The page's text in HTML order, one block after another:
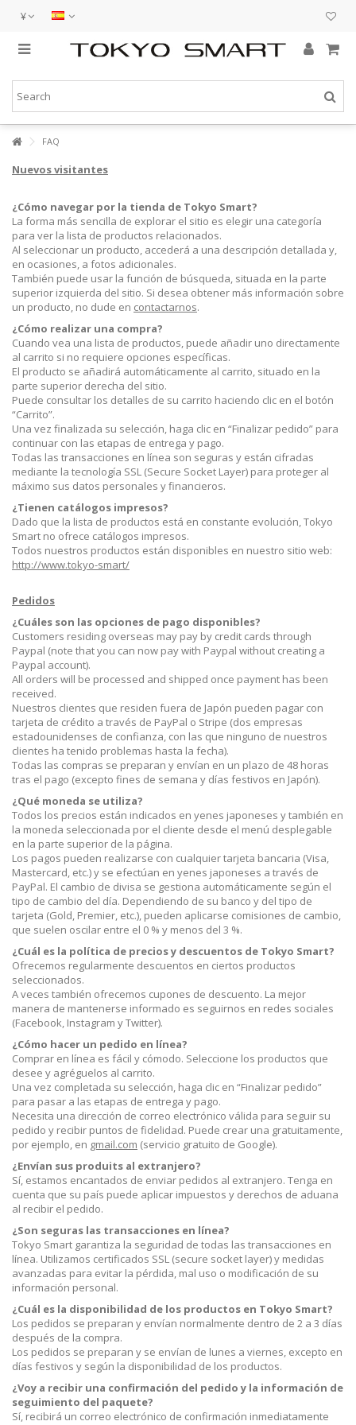
¥
FAQ
Nuevos visitantes
¿Cómo navegar por la tienda de Tokyo Smart?
La forma más sencilla de explorar el sitio es elegir una categoría
para ver la lista de productos relacionados.
Al seleccionar un producto, accederá a una descripción detallada y,
en ocasiones, a fotos adicionales.
También puede usar la función de búsqueda, situada en la parte
superior izquierda del sitio. Si desea obtener más información sobre
un producto, no dude en contactarnos.
¿Cómo realizar una compra?
Cuando vea una lista de productos, puede añadir uno directamente
al carrito si no requiere opciones específicas.
El producto se añadirá automáticamente al carrito, situado en la
parte superior derecha del sitio.
Puede consultar los detalles de su carrito haciendo clic en el botón
“Carrito”.
Una vez finalizada su selección, haga clic en “Finalizar pedido” para
continuar con las etapas de entrega y pago.
Todas las transacciones en línea son seguras y están cifradas
mediante la tecnología SSL (Secure Socket Layer) para proteger al
máximo sus datos personales y financieros.
¿Tienen catálogos impresos?
Dado que la lista de productos está en constante evolución, Tokyo
Smart no ofrece catálogos impresos.
Todos nuestros productos están disponibles en nuestro sitio web:
http://www.tokyo-smart/
Pedidos
¿Cuáles son las opciones de pago disponibles?
Customers residing overseas may pay by credit cards through
Paypal (note that you can now pay with Paypal without creating a
Paypal account).
All orders will be processed and shipped once payment has been
received.
Nuestros clientes que residen fuera de Japón pueden pagar con
tarjeta de crédito a través de PayPal o Stripe (dos empresas
estadounidenses de confianza, con las que ninguno de nuestros
clientes ha tenido problemas hasta la fecha).
Todas las compras se preparan y envían en un plazo de 48 horas
tras el pago (excepto fines de semana y días festivos en Japón).
¿Qué moneda se utiliza?
Todos los precios están indicados en yenes japoneses y también en
la moneda seleccionada por el cliente desde el menú desplegable
en la parte superior de la página.
Los pagos pueden realizarse con cualquier tarjeta bancaria (Visa,
Mastercard, etc.) y se efectúan en yenes japoneses a través de
PayPal. El cambio de divisa se gestiona automáticamente según el
tipo de cambio del día. Dependiendo de su banco y del tipo de
tarjeta (Gold, Premier, etc.), pueden aplicarse comisiones de cambio,
que suelen oscilar entre el 0 % y menos del 3 %.
¿Cuál es la política de precios y descuentos de Tokyo Smart?
Ofrecemos regularmente descuentos en ciertos productos
seleccionados.
A veces también ofrecemos cupones de descuento. La mejor
manera de mantenerse informado es seguirnos en redes sociales
(Facebook, Instagram y Twitter).
¿Cómo hacer un pedido en línea?
Comprar en línea es fácil y cómodo. Seleccione los productos que
desee y agréguelos al carrito.
Una vez completada su selección, haga clic en “Finalizar pedido”
para pasar a las etapas de entrega y pago.
Necesita una dirección de correo electrónico válida para seguir su
pedido y recibir puntos de fidelidad. Puede crear una gratuitamente,
por ejemplo, en gmail.com (servicio gratuito de Google).
¿Envían sus produits al extranjero?
Sí, estamos encantados de enviar pedidos al extranjero. Tenga en
cuenta que su país puede aplicar impuestos y derechos de aduana
al recibir el pedido.
¿Son seguras las transacciones en línea?
Tokyo Smart garantiza la seguridad de todas las transacciones en
línea. Utilizamos certificados SSL (secure socket layer) y medidas
avanzadas para evitar la pérdida, mal uso o modificación de su
información personal.
¿Cuál es la disponibilidad de los productos en Tokyo Smart?
Los pedidos se preparan y envían normalmente dentro de 2 a 3 días
después de la compra.
Los pedidos se preparan y se envían de lunes a viernes, excepto en
días festivos y según la disponibilidad de los productos.
¿Voy a recibir una confirmación del pedido y la información de
seguimiento del paquete?
Sí, recibirá un correo electrónico de confirmación inmediatamente